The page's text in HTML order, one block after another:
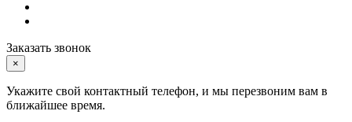
Заказать звонок
×
Укажите свой контактный телефон, и мы перезвоним вам в
ближайшее время.